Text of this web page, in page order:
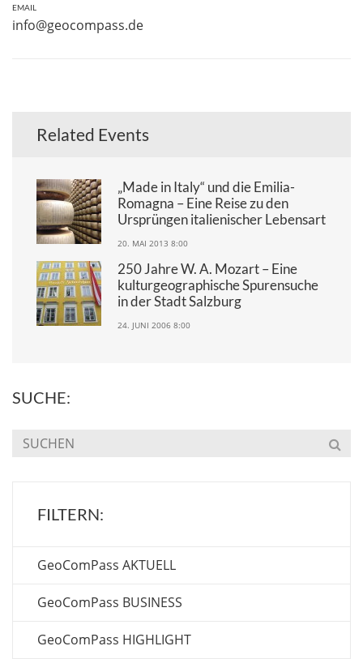
EMAIL
info@geocompass.de
Related Events
„Made in Italy“ und die Emilia-
Romagna – Eine Reise zu den
Ursprüngen italienischer Lebensart
20. MAI 2013 8:00
250 Jahre W. A. Mozart – Eine
kulturgeographische Spurensuche
in der Stadt Salzburg
24. JUNI 2006 8:00
SUCHE:
FILTERN:
GeoComPass AKTUELL
GeoComPass BUSINESS
GeoComPass HIGHLIGHT